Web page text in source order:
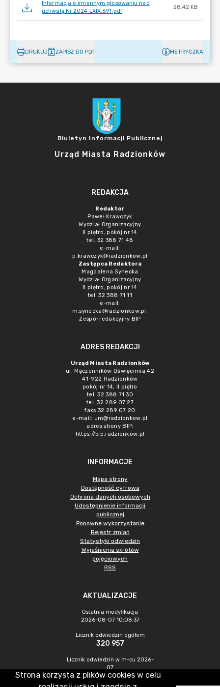
Informacja o imiennym głosowaniu nad
uchwałą Nr 2024.LXIX.691.pdf
28.42 KB
DRUKUJ ZAPISZ DO PDF METRYCZKA
Biuletyn Informacji Publicznej
Urząd Miasta Radzionków
REDAKCJA
Redaktor
Paweł Krawczyk
Wydział Organizacyjny
II piętro, pokój nr 14
tel. 32 388 71 48
e-mail:
p.krawczyk@radzionkow.pl
Zastępca Redaktora
Magdalena Synecka
Wydział Organizacyjny
II piętro, pokój nr 14
tel. 32 388 71 11
e-mail:
m.synecka@radzionkow.pl
Zespół redakcyjny BIP
ADRES REDAKCJI
Urząd Miasta Radzionków
ul. Męczenników Oświęcimia 42
41-922 Radzionków
pokój nr 14, II piętro
tel. 32 388 71 30
tel. 32 289 07 27
faks 32 289 07 20
e-mail: um@radzionkow.pl
adres strony BIP:
https://bip.radzionkow.pl
INFORMACJE
Mapa strony
Dostępność cyfrowa
Ochrona danych osobowych
Udostępnienie informacji
publicznej
Ponowne wykorzystanie
Rejestr zmian
Statystyki odwiedzin
Wyjaśnienia skrótów
pojęciowych
RSS
AKTUALIZACJE
Ostatnia modyfikacja
2026-08-07 10:08:37
Licznik odwiedzin ogółem
320 957
Licznik odwiedzin w m-cu 2026-
07
1 016
Strona korzysta z plików cookies w celu